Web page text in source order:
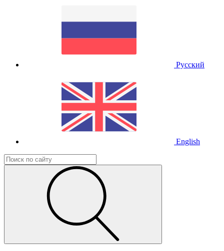
Русский
English